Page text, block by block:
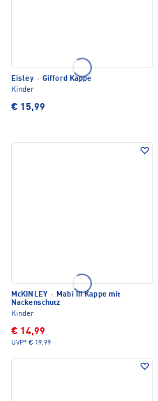
Eisley · Gifford Kappe
Kinder
€ 15,99
McKINLEY · Mabi III Kappe mit
Nackenschutz
Kinder
€ 14,99
UVP* € 19,99